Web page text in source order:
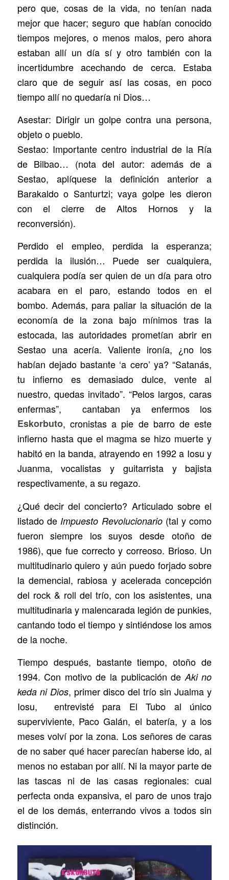
pero que, cosas de la vida, no tenían nada
mejor que hacer; seguro que habían conocido
tiempos mejores, o menos malos, pero ahora
estaban allí un día sí y otro también con la
incertidumbre acechando de cerca. Estaba
claro que de seguir así las cosas, en poco
tiempo allí no quedaría ni Dios…
Asestar: Dirigir un golpe contra una persona,
objeto o pueblo.
Sestao: Importante centro industrial de la Ría
de Bilbao… (nota del autor: además de a
Sestao, aplíquese la definición anterior a
Barakaldo o Santurtzi; vaya golpe les dieron
con el cierre de Altos Hornos y la
reconversión).
Perdido el empleo, perdida la esperanza;
perdida la ilusión… Puede ser cualquiera,
cualquiera podía ser quien de un día para otro
acabara en el paro, estando todos en el
bombo. Además, para paliar la situación de la
economía de la zona bajo mínimos tras la
estocada, las autoridades prometían abrir en
Sestao una acería. Valiente ironía, ¿no los
habían dejado bastante ‘a cero’ ya? “Satanás,
tu infierno es demasiado dulce, vente al
nuestro, quedas invitado”. “Pelos largos, caras
enfermas”, cantaban ya enfermos los
Eskorbuto, cronistas a pie de barro de este
infierno hasta que el magma se hizo muerte y
habitó en la banda, atrayendo en 1992 a Iosu y
Juanma, vocalistas y guitarrista y bajista
respectivamente, a su regazo.
¿Qué decir del concierto? Articulado sobre el
listado de Impuesto Revolucionario(tal y como
fueron siempre los suyos desde otoño de
1986), que fue correcto y correoso. Brioso. Un
multitudinario quiero y aún puedo forjado sobre
la demencial, rabiosa y acelerada concepción
del rock & roll del trío, con los asistentes, una
multitudinaria y malencarada legión de punkies,
cantando todo el tiempo y sintiéndose los amos
de la noche.
Tiempo después, bastante tiempo, otoño de
1994. Con motivo de la publicación de Aki no
keda ni Dios, primer disco del trío sin Jualma y
Iosu, entrevisté para El Tubo al único
superviviente, Paco Galán, el batería, y a los
meses volví por la zona. Los señores de caras
de no saber qué hacer parecían haberse ido, al
menos no estaban por allí. Ni la mayor parte de
las tascas ni de las casas regionales: cual
perfecta onda expansiva, el paro de unos trajo
el de los demás, enterrando vivos a todos sin
distinción.